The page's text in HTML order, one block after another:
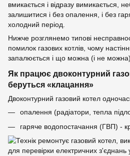
вмикається і відразу вимикається,
залишитися і без опалення, і без
холодний період.
Нижче розглянемо типові
помилок газових котлів, чому
запалюється і що можна (і не
Як працює двоконтурний
беруться «клацання»
Двоконтурний газовий котел
опалення (радіатори, тепла
гаряче водопостачання (ГВП) -